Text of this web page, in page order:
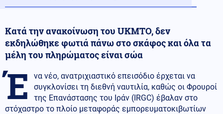
Κατά την ανακοίνωση του UKMTO, δεν
εκδηλώθηκε φωτιά πάνω στο σκάφος και όλα τα
μέλη του πληρώματος είναι σώα
Έ
να νέο, ανατριχιαστικό επεισόδιο έρχεται να
συγκλονίσει τη διεθνή ναυτιλία, καθώς οι Φρουροί
της Επανάστασης του Ιράν (IRGC) έβαλαν στο
στόχαστρο το πλοίο μεταφοράς εμπορευματοκιβωτίων